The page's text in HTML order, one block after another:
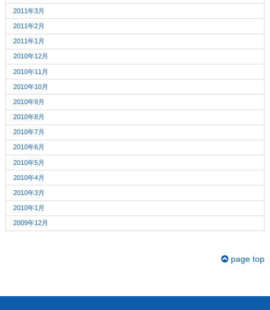
2011年3月
2011年2月
2011年1月
2010年12月
2010年11月
2010年10月
2010年9月
2010年8月
2010年7月
2010年6月
2010年5月
2010年4月
2010年3月
2010年1月
2009年12月
page top